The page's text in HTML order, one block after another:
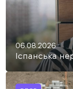
06.08.2026
Іспанська